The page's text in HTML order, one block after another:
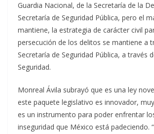
Guardia Nacional, de la Secretaría de la
Secretaría de Seguridad Pública, pero el
mantiene, la estrategia de carácter civil
persecución de los delitos se mantiene a
Secretaría de Seguridad Pública, a través
Seguridad.
Monreal Ávila subrayó que es una ley
este paquete legislativo es innovador,
es un instrumento para poder enfrentar
inseguridad que México está padeciendo.